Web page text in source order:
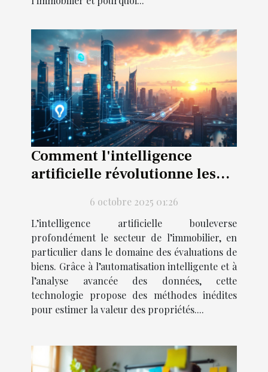
Comment l'intelligence
artificielle révolutionne les
6 octobre 2025 01:26
L’intelligence artificielle bouleverse
profondément le secteur de l’immobilier, en
particulier dans le domaine des évaluations de
biens. Grâce à l’automatisation intelligente et à
l’analyse avancée des données, cette
technologie propose des méthodes inédites
pour estimer la valeur des propriétés....